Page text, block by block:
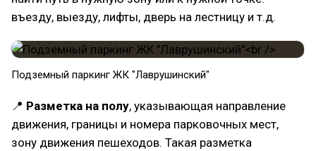
въезду, выезду, лифты, дверь на лестницу и т.д.
Подземный паркинг ЖК "Лаврушинский"
📍 Разметка на полу, указывающая направление
движения, границы и номера парковочных мест,
зону движения пешеходов. Такая разметка